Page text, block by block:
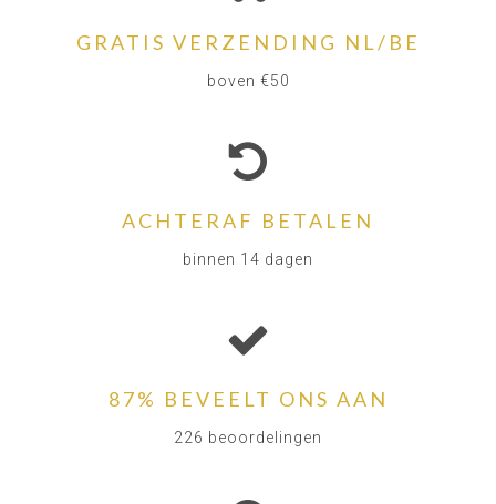
GRATIS VERZENDING NL/BE
boven €50
ACHTERAF BETALEN
binnen 14 dagen
87% BEVEELT ONS AAN
226 beoordelingen